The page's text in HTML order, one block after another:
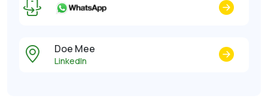
Doe Mee
LinkedIn